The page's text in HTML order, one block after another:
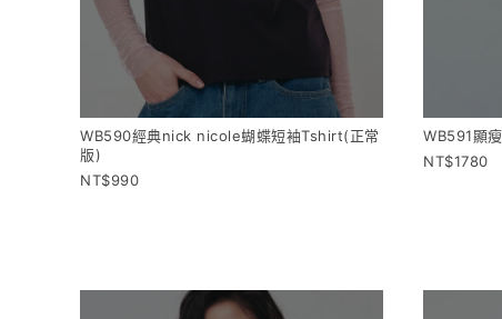
WB590經典nick nicole蝴蝶短袖Tshirt(正常
版)
990
WB591顯
1780